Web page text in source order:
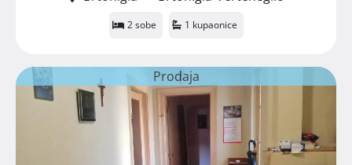
2 sobe 1 kupaonice
Prodaja